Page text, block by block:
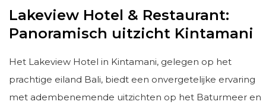
Lakeview Hotel & Restaurant:
Panoramisch uitzicht Kintamani
Het Lakeview Hotel in Kintamani, gelegen op het
prachtige eiland Bali, biedt een onvergetelijke ervaring
met adembenemende uitzichten op het Baturmeer en